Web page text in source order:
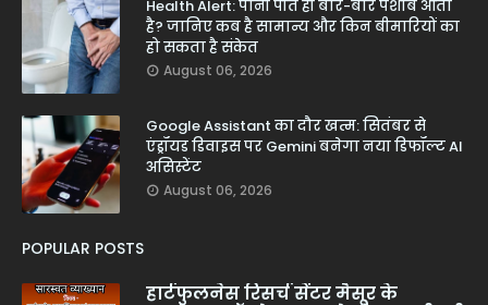
Health Alert: पानी पीते ही बार-बार पेशाब आता
है? जानिए कब है सामान्य और किन बीमारियों का
हो सकता है संकेत
August 06, 2026
Google Assistant का दौर खत्म: सितंबर से
एंड्रॉयड डिवाइस पर Gemini बनेगा नया डिफॉल्ट AI
असिस्टेंट
August 06, 2026
POPULAR POSTS
हार्टफुलनेस रिसर्च सेंटर मैसूर के